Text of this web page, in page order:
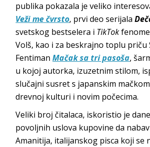
publika pokazala je veliko
Veži me čvrsto, prvi deo serijala
svetskog bestselera i TikTok
Volš, kao i za beskrajno toplu priču
FentimanMačak sa tri pasoša,
u kojoj autorka, izuzetnim stilom,
slučajni susret s japanskim
drevnoj kulturi i novim počecima.
Veliki broj čitalaca, iskoristio je
povoljnih uslova kupovine da
Amanitija, italijanskog pisca koji se